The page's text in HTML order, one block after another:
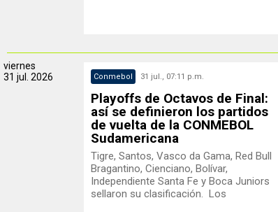
viernes
31 jul. 2026
Conmebol 31 jul., 07:11 p.m.
Playoffs de Octavos de Final:
así se definieron los partidos
de vuelta de la CONMEBOL
Sudamericana
Tigre, Santos, Vasco da Gama, Red Bull
Bragantino, Cienciano, Bolívar,
Independiente Santa Fe y Boca Juniors
sellaron su clasificación. Los